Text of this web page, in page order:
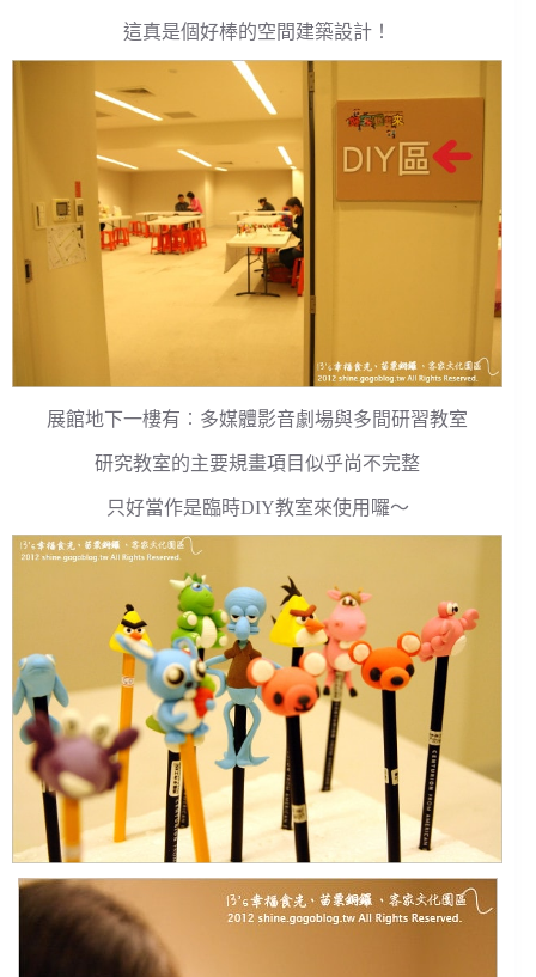
這真是個好棒的空間建築設計！
展館地下一樓有︰多媒體影音劇場與多間研習教室
研究教室的主要規畫項目似乎尚不完整
只好當作是臨時DIY教室來使用囉～